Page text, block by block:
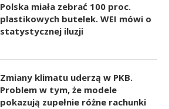
Polska miała zebrać 100 proc.
plastikowych butelek. WEI mówi o
statystycznej iluzji
Zmiany klimatu uderzą w PKB.
Problem w tym, że modele
pokazują zupełnie różne rachunki